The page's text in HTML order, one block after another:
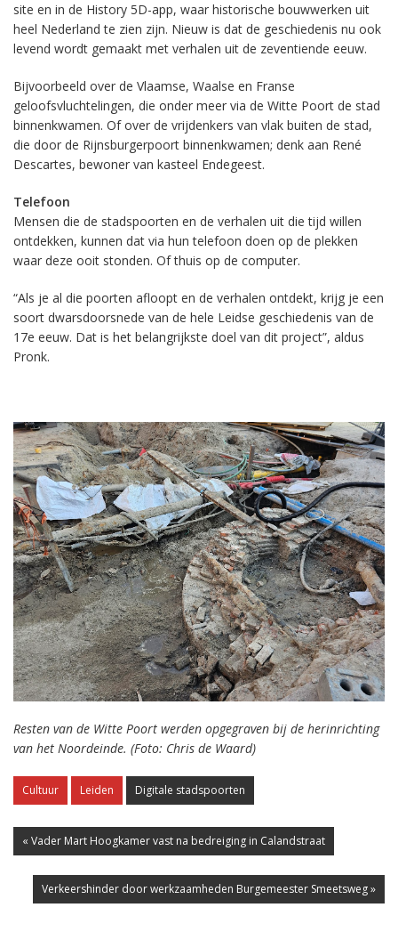
site en in de History 5D-app, waar historische bouwwerken uit
heel Nederland te zien zijn. Nieuw is dat de geschiedenis nu ook
levend wordt gemaakt met verhalen uit de zeventiende eeuw.
Bijvoorbeeld over de Vlaamse, Waalse en Franse
geloofsvluchtelingen, die onder meer via de Witte Poort de stad
binnenkwamen. Of over de vrijdenkers van vlak buiten de stad,
die door de Rijnsburgerpoort binnenkwamen; denk aan René
Descartes, bewoner van kasteel Endegeest.
Telefoon
Mensen die de stadspoorten en de verhalen uit die tijd willen
ontdekken, kunnen dat via hun telefoon doen op de plekken
waar deze ooit stonden. Of thuis op de computer.
“Als je al die poorten afloopt en de verhalen ontdekt, krijg je een
soort dwarsdoorsnede van de hele Leidse geschiedenis van de
17e eeuw. Dat is het belangrijkste doel van dit project”, aldus
Pronk.
Resten van de Witte Poort werden opgegraven bij de herinrichting
van het Noordeinde. (Foto: Chris de Waard)
Cultuur Leiden Digitale stadspoorten
« Vader Mart Hoogkamer vast na bedreiging in Calandstraat
Verkeershinder door werkzaamheden Burgemeester Smeetsweg »